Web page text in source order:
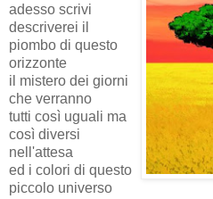
adesso scrivi
descriverei il
piombo di questo
orizzonte
il mistero dei giorni
che verranno
tutti così uguali ma
così diversi
nell'attesa
ed i colori di questo
piccolo universo